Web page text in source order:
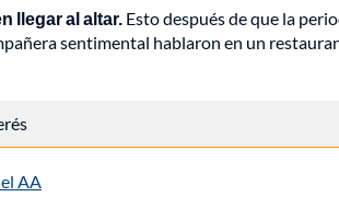
llegar al altar. Esto después de que la
sentimental hablaron en un
AA